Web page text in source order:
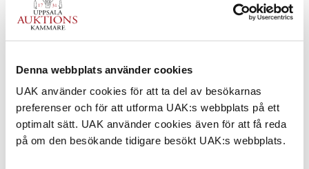
Denna webbplats använder cookies
UAK använder cookies för att ta del av besökarnas
preferenser och för att utforma UAK:s webbplats på ett
optimalt sätt. UAK använder cookies även för att få reda
på om den besökande tidigare besökt UAK:s webbplats.
588. ROBERT RAUSCHENBERG
UTROP
30.000 - 40.000 SEK
€ 2.600 - 3.500
KLUBBAT PRIS